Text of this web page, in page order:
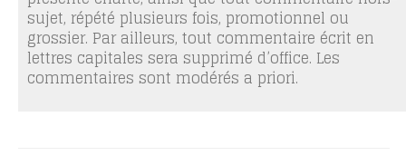
sujet, répété plusieurs fois, promotionnel ou
grossier. Par ailleurs, tout commentaire écrit en
lettres capitales sera supprimé d’office. Les
commentaires sont modérés a priori.